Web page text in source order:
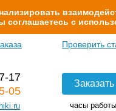
соглашаетесь с
Проверить
17
05
часы